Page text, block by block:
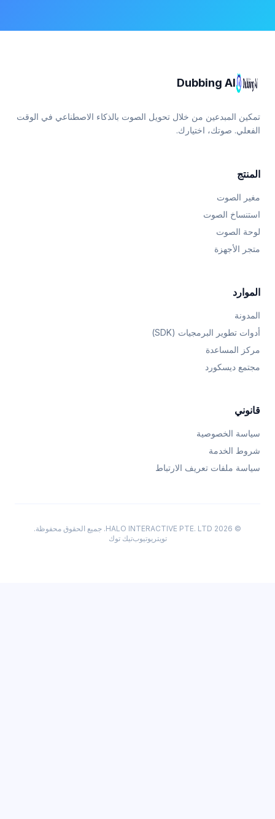
Dubbing AI
تمكين المبدعين من خلال تحويل الصوت بالذكاء الاصطناعي في الوقت
الفعلي. صوتك، اختيارك.
المنتج
مغير الصوت
استنساخ الصوت
لوحة الصوت
متجر الأجهزة
الموارد
المدونة
أدوات تطوير البرمجيات (SDK)
مركز المساعدة
مجتمع ديسكورد
قانوني
سياسة الخصوصية
شروط الخدمة
سياسة ملفات تعريف الارتباط
© 2026 HALO INTERACTIVE PTE. LTD. جميع الحقوق محفوظة.
تويتريوتيوبتيك توك